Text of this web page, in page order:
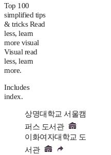
Top 100
simplified tips
& tricks Read
less, learn
more visual
Visual read
less, learn
more.
Includes
index.
상명대학교 서울캠
퍼스 도서관
이화여자대학교 도
서관